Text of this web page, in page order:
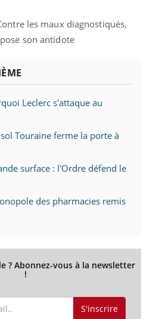
les maux diagnostiqués,
son antidote
Leclerc s'attaque au
Touraine ferme la porte à
surface : l'Ordre défend le
des pharmacies remis
? Abonnez-vous à la newsletter
!
S'inscrire